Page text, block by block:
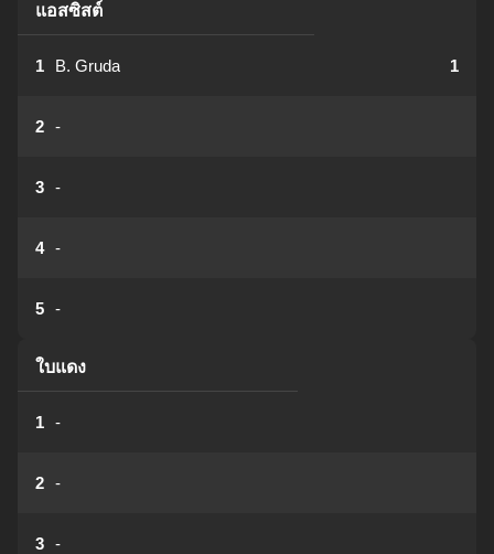
แอสซิสต์
1 B. Gruda 1
2 -
3 -
4 -
5 -
ใบแดง
1 -
2 -
3 -